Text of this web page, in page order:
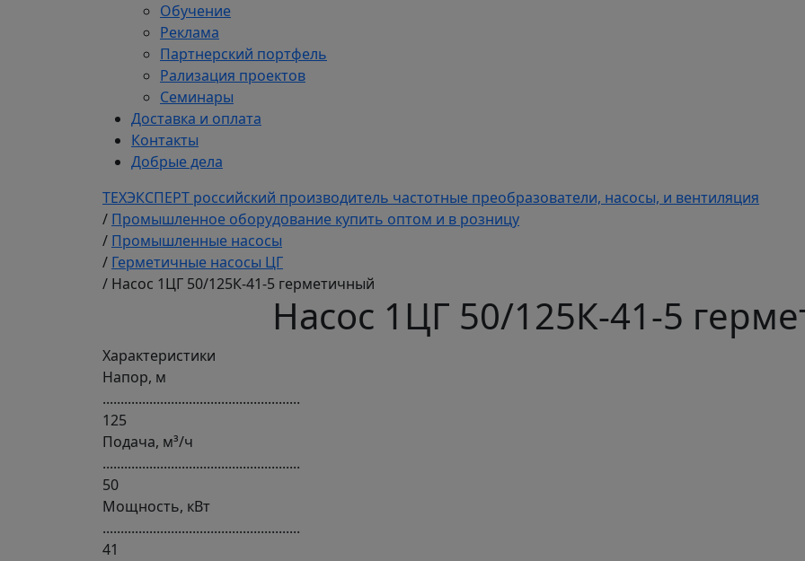
Обучение
Реклама
Партнерский портфель
Рализация проектов
Семинары
Доставка и оплата
Контакты
Добрые дела
ТЕХЭКСПЕРТ российский производитель частотные преобразователи, насосы, и вентиляция
/ Промышленное оборудование купить оптом и в розницу
/ Промышленные насосы
/ Герметичные насосы ЦГ
/ Насос 1ЦГ 50/125К-41-5 герметичный
Насос 1ЦГ 50/125К-41-5
Характеристики
Мощность, кВт
.......................................................
41
Напор, м
.......................................................
125
Подача, м³/ч
.......................................................
50